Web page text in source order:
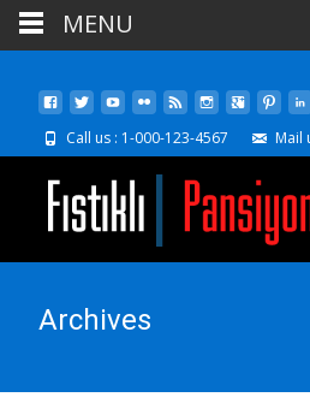
Call us : 1-000-123-4567 Mail
Archives
MENU